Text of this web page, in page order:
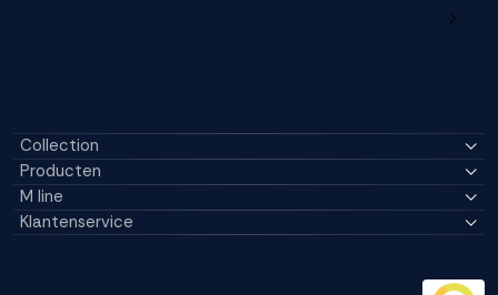
Collection
Producten
M line
Klantenservice